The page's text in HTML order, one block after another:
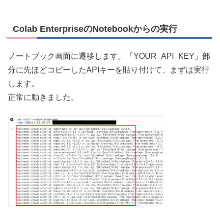
Colab EnterpriseのNotebookからの実行
ノートブック画面に遷移します。「YOUR_API_KEY」部
分に先ほどコピーしたAPIキーを貼り付けて、まずは実行
します。
正常に動きました。